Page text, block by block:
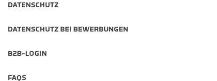
DATENSCHUTZ
DATENSCHUTZ BEI BEWERBUNGEN
B2B-LOGIN
FAQS